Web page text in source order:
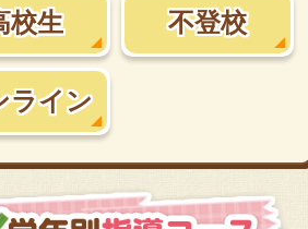
校生 不登校
ライン